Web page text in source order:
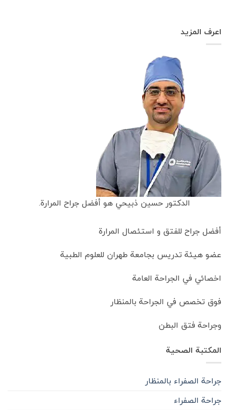
اعرف المزيد
الدكتور حسين ذبيحي هو أفضل جراح المرارة.
أفضل جراح للفتق و استئصال المرارة
عضو هيئة تدريس بجامعة طهران للعلوم الطبية
اخصائي في الجراحة العامة
فوق تخصص في الجراحة بالمنظار
وجراحة فتق البطن
المكتبة الصحية
جراحة الصفراء بالمنظار
جراحة الصفراء